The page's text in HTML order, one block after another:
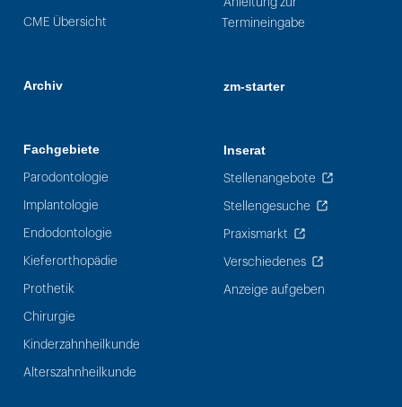
CME Übersicht
Archiv
Fachgebiete
Parodontologie
Implantologie
Endodontologie
Kieferorthopädie
Prothetik
Chirurgie
Kinderzahnheilkunde
Alterszahnheilkunde
Anleitung zur
Termineingabe
zm-starter
Inserat
Stellenangebote
Stellengesuche
Praxismarkt
Verschiedenes
Anzeige aufgeben